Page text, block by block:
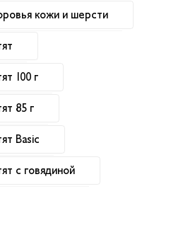
кожи и шерсти
100 г
85 г
Basic
с говядиной